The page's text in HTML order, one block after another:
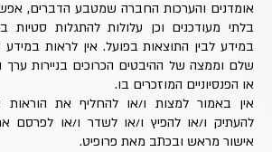
אומדנים והערכות החברה שמטבע הדברים,
בלתי מעודכנים וכן עלולות להתגלות סטיות
במידע לבין התוצאות בפועל. אין לראות
שלם וממצה של ההיבטים הכרוכים בניירות ערך
או הפנסיוניים המוזכרים בו.
אין באמור למצות ו/או להחליף את הוראות
להעתיק ו/או להפיץ ו/או לשדר ו/או לפרסם
אישור מראש ובכתב מאת פרופיט.